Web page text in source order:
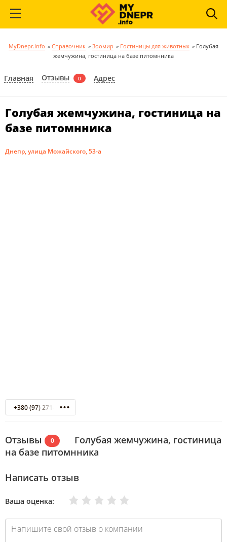
MyDnepr.info » Справочник » Зоомир » Гостиницы для животных » Голубая
жемчужина, гостиница на базе питомнника
Главная Отзывы 0 Адрес
Голубая жемчужина, гостиница на
базе питомнника
Днепр, улица Можайского, 53-а
+380 (97) 271-76-55
Отзывы 0
Голубая жемчужина, гостиница
на базе питомнника
Написать отзыв
Ваша оценка: Отлично
Хорошо
Нормально
Плохо
Очень плохо